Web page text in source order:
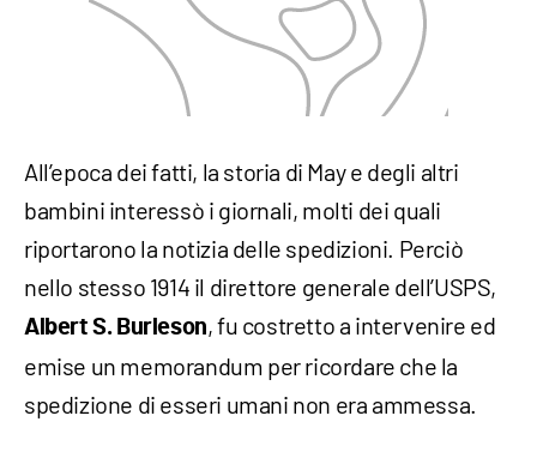
All’epoca dei fatti, la storia di May e degli altri
bambini interessò i giornali, molti dei quali
riportarono la notizia delle spedizioni. Perciò
nello stesso 1914 il direttore generale dell’USPS,
Albert S. Burleson, fu costretto a intervenire ed
emise un memorandum per ricordare che la
spedizione di esseri umani non era ammessa.